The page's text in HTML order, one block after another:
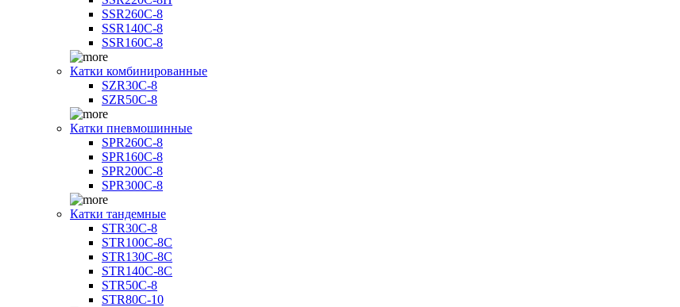
SSR260C-8
SSR140C-8
SSR160C-8
Катки комбинированные
SZR30C-8
SZR50C-8
Катки пневмошинные
SPR260C-8
SPR160C-8
SPR200C-8
SPR300C-8
Катки тандемные
STR30C-8
STR100C-8С
STR130C-8С
STR140C-8С
STR50C-8
STR80C-10